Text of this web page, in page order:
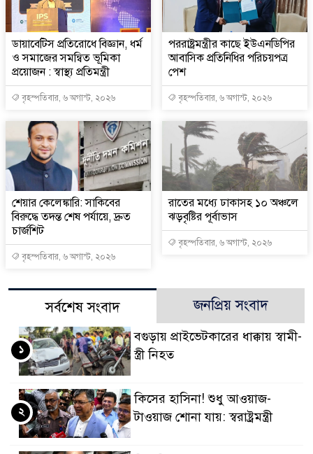
ডায়াবেটিস প্রতিরোধে বিজ্ঞান, ধর্ম
ও সমাজের সমন্বিত ভূমিকা
প্রয়োজন : স্বাস্থ্য প্রতিমন্ত্রী
বৃহস্পতিবার, ৬ অগাস্ট, ২০২৬
পররাষ্ট্রমন্ত্রীর কা‌ছে ইউএনডিপির
আবাসিক প্রতিনিধির পরিচয়পত্র
পেশ
বৃহস্পতিবার, ৬ অগাস্ট, ২০২৬
শেয়ার কেলেঙ্কারি: সাকিবের
বিরুদ্ধে তদন্ত শেষ পর্যায়ে, দ্রুত
চার্জশিট
বৃহস্পতিবার, ৬ অগাস্ট, ২০২৬
রাতের মধ্যে ঢাকাসহ ১০ অঞ্চলে
ঝড়বৃষ্টির পূর্বাভাস
বৃহস্পতিবার, ৬ অগাস্ট, ২০২৬
সর্বশেষ সংবাদ জনপ্রিয় সংবাদ
বগুড়ায় প্রাইভেটকারের ধাক্কায় স্বামী-
স্ত্রী নিহত
১
কিসের হাসিনা! শুধু আওয়াজ-
টাওয়াজ শোনা যায়: স্বরাষ্ট্রমন্ত্রী
২